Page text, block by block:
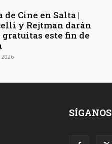
de Cine en Salta |
y Rejtman darán
gratuitas este fin de
SÍGANOS